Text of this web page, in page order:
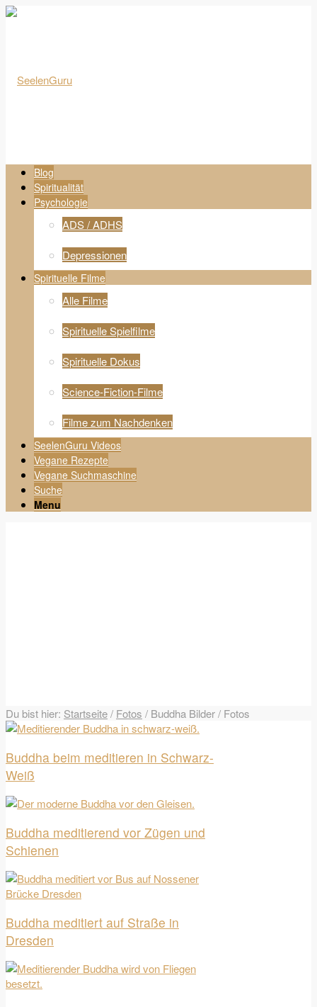
Blog
Spiritualität
Psychologie
ADS / ADHS
Depressionen
Spirituelle Filme
Alle Filme
Spirituelle Spielfilme
Spirituelle Dokus
Science-Fiction-Filme
Filme zum Nachdenken
SeelenGuru Videos
Vegane Rezepte
Vegane Suchmaschine
Suche
Menu
Du bist hier: Startseite/ Fotos / Buddha Bilder / Fotos
Buddha beim meditieren in Schwarz-
Weiß
Buddha meditierend vor Zügen und
Schienen
Buddha meditiert auf Straße in
Dresden